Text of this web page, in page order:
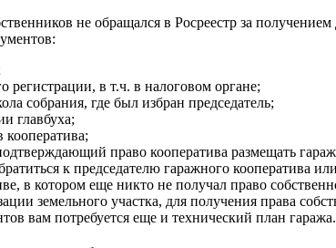
не обращался в Росреестр за
регистрации, в т.ч. в налоговом органе;
собрания, где был избран председатель;
главбуха;
кооператива;
право кооператива размещать
к председателю гаражного кооператива
в котором еще никто не получал право
земельного участка, для получения права
вам потребуется еще и технический план гаража.